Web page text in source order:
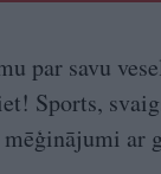
par savu
Sports,
ar